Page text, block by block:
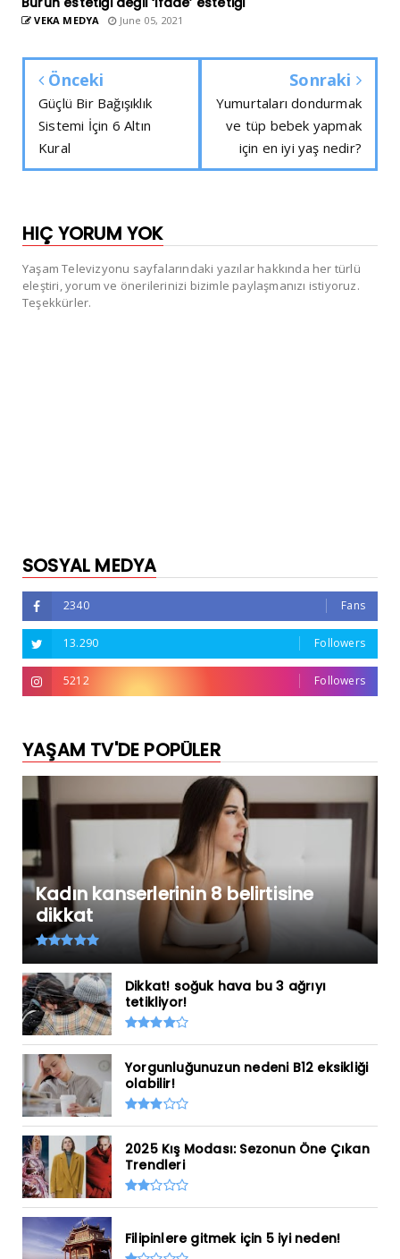
VEKA MEDYA June 05, 2021
Önceki
Güçlü Bir Bağışıklık
Sistemi İçin 6 Altın
Kural
Sonraki
Yumurtaları dondurmak
ve tüp bebek yapmak
için en iyi yaş nedir?
HIÇ YORUM YOK
Yaşam Televizyonu sayfalarındaki yazılar hakkında her türlü
eleştiri, yorum ve önerilerinizi bizimle paylaşmanızı istiyoruz.
Teşekkürler.
SOSYAL MEDYA
2340 Fans
13.290 Followers
5212 Followers
YAŞAM TV'DE POPÜLER
Kadın kanserlerinin 8 belirtisine
dikkat
Dikkat! soğuk hava bu 3 ağrıyı
tetikliyor!
Yorgunluğunuzun nedeni B12 eksikliği
olabilir!
2025 Kış Modası: Sezonun Öne Çıkan
Trendleri
Filipinlere gitmek için 5 iyi neden!